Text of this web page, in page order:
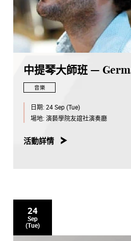
中提琴大師班 —
音樂
日期: 24 Sep (Tue)
場地: 演藝學院友誼社演奏廳
活動詳情
24
Sep
(Tue)